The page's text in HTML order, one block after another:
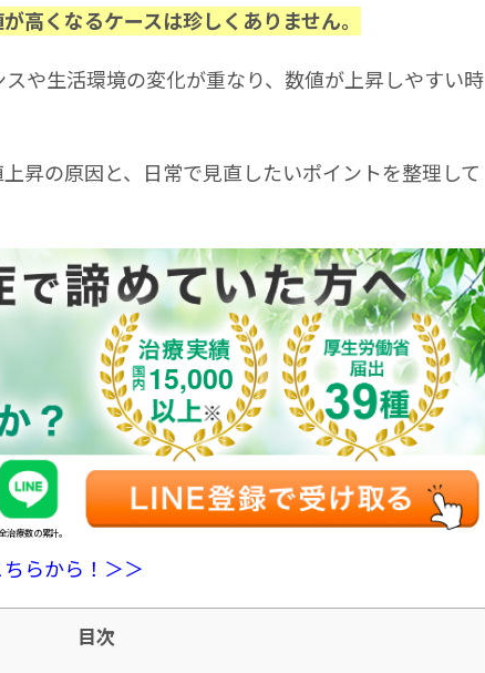
高くなるケースは珍しくありません。
や生活環境の変化が重なり、数値が上昇しやすい時
昇の原因と、日常で見直したいポイントを整理して
15,000
療数の累計。
らから！＞＞
目次